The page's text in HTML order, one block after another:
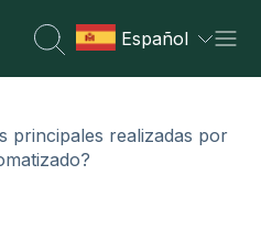
Español
principales realizadas por